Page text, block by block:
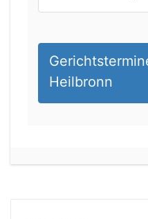
Heilbronn
21.08.2026 11:30 Uhr